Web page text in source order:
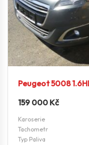
Peugeot 5008
159 000 Kč
Karoserie
Tachometr
Typ Paliva